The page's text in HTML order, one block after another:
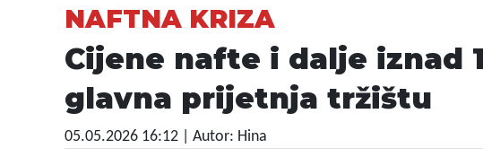
NAFTNA KRIZA
Cijene nafte i dalje iznad
glavna prijetnja tržištu
05.05.2026 16:12 | Autor: Hina